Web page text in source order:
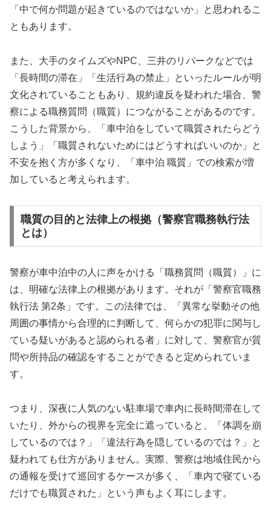
「中で何か問題が起きているのではないか」と思われるこ
ともあります。
また、大手のタイムズやNPC、三井のリパークなどでは
「長時間の滞在」「生活行為の禁止」といったルールが明
文化されていることもあり、規約違反を疑われた場合、警
察による職務質問（職質）につながることがあるのです。
こうした背景から、「車中泊をしていて職質されたらどう
しよう」「職質されないためにはどうすればいいのか」と
不安を抱く方が多くなり、「車中泊 職質」での検索が増
加していると考えられます。
職質の目的と法律上の根拠（警察官職務執行法
とは）
警察が車中泊中の人に声をかける「職務質問（職質）」に
は、明確な法律上の根拠があります。それが「警察官職務
執行法 第2条」です。この法律では、「異常な挙動その他
周囲の事情から合理的に判断して、何らかの犯罪に関与し
ている疑いがあると認められる者」に対して、警察官が質
問や所持品の確認をすることができると定められていま
す。
つまり、深夜に人気のない駐車場で車内に長時間滞在して
いたり、外からの視界を完全に遮っていると、「体調を崩
しているのでは？」「違法行為を隠しているのでは？」と
疑われても仕方がありません。実際、警察は地域住民から
の通報を受けて巡回するケースが多く、「車内で寝ている
だけでも職質された」という声もよく耳にします。